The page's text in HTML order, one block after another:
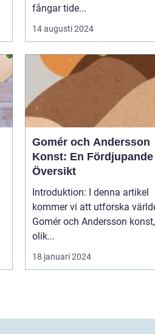
fångar tide...
14 augusti 2024
Gomér och Andersson
Konst: En Fördjupande
Översikt
Introduktion: I denna artikel
kommer vi att utforska
Gomér och Andersson
olik...
18 januari 2024